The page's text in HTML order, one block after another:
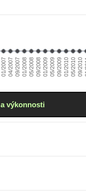
01/200704/200709/200701/200805/200809/200801/200905/200909/200901/201005/201009/2010
výkonnosti